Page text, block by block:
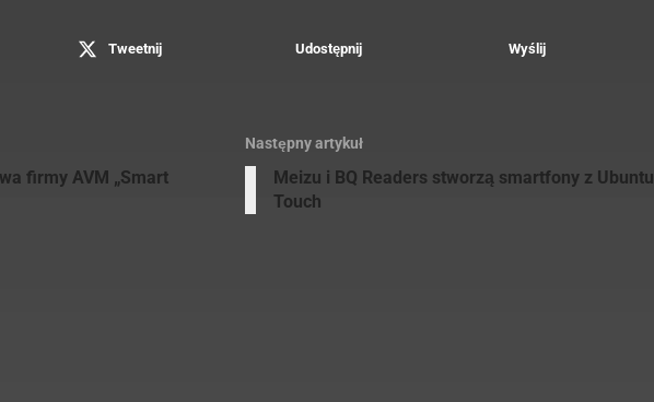
Tweetnij Udostępnij Wyślij
firmy AVM „Smart
Następny artykuł
Meizu i BQ Readers stworzą smartfony z Ubuntu
Touch